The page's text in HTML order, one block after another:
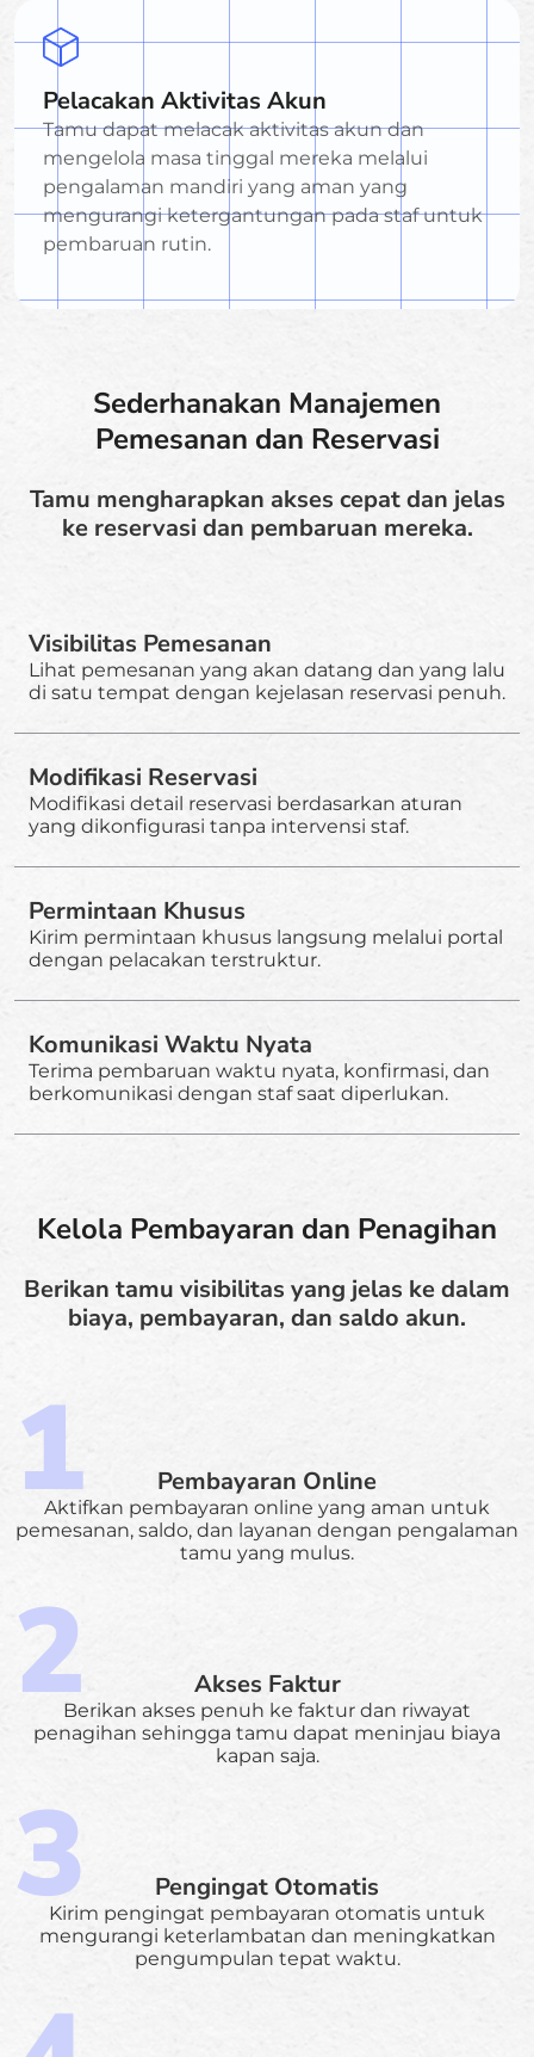
Pelacakan Aktivitas Akun
Tamu dapat melacak aktivitas akun dan
mengelola masa tinggal mereka melalui
pengalaman mandiri yang aman yang
mengurangi ketergantungan pada staf untuk
pembaruan rutin.
Sederhanakan Manajemen
Pemesanan dan Reservasi
Tamu mengharapkan akses cepat dan jelas
ke reservasi dan pembaruan mereka.
Visibilitas Pemesanan
Lihat pemesanan yang akan datang dan yang lalu
di satu tempat dengan kejelasan reservasi penuh.
Modifikasi Reservasi
Modifikasi detail reservasi berdasarkan aturan
yang dikonfigurasi tanpa intervensi staf.
Permintaan Khusus
Kirim permintaan khusus langsung melalui portal
dengan pelacakan terstruktur.
Komunikasi Waktu Nyata
Terima pembaruan waktu nyata, konfirmasi, dan
berkomunikasi dengan staf saat diperlukan.
Kelola Pembayaran dan Penagihan
Berikan tamu visibilitas yang jelas ke dalam
biaya, pembayaran, dan saldo akun.
Pembayaran Online
Aktifkan pembayaran online yang aman untuk
pemesanan, saldo, dan layanan dengan pengalaman
tamu yang mulus.
Akses Faktur
Berikan akses penuh ke faktur dan riwayat
penagihan sehingga tamu dapat meninjau biaya
kapan saja.
Pengingat Otomatis
Kirim pengingat pembayaran otomatis untuk
mengurangi keterlambatan dan meningkatkan
pengumpulan tepat waktu.